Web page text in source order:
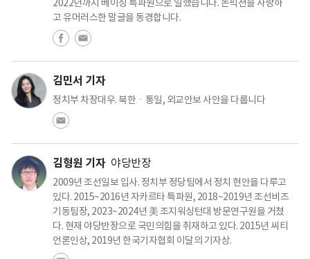
고 유머러스한 말글을 동경합니다.
김민서 기자
정치부 차장대우. 북한ㆍ통일, 외교안보 사안을 다룹니다
김형원 기자 야당반장
2009년 조선일보 입사. 정치부 정당팀에서 정치 현안을 다루고
있다. 2015~2016년 자카르타 특파원, 2018~2019년 조선비즈
기동팀장, 2023~2024년 美 조지워싱턴대 방문연구원을 거쳤
다. 현재 야당반장으로 국민의힘을 취재하고 있다. 2015년 씨티
언론인상, 2019년 한국기자협회 이달의 기자상.